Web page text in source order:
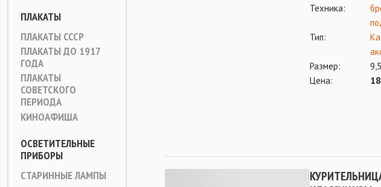
ПЛАКАТЫ
ПЛАКАТЫ СССР
ПЛАКАТЫ ДО 1917
ГОДА
ПЛАКАТЫ
СОВЕТСКОГО
ПЕРИОДА
КИНОАФИША
ОСВЕТИТЕЛЬНЫЕ
ПРИБОРЫ
СТАРИННЫЕ ЛАМПЫ
Техника:
Тип:
Размер:
Цена: